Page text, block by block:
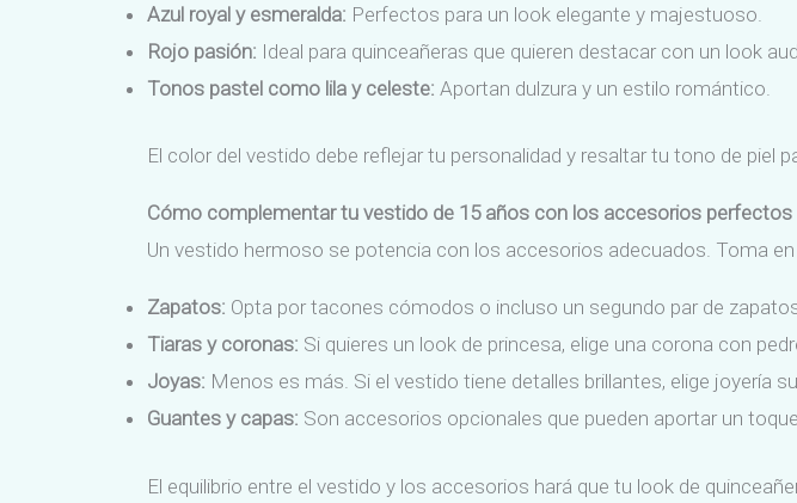
Azul royal y esmeralda: Perfectos para un look elegante y majestuoso.
Rojo pasión: Ideal para quinceañeras que quieren destacar con un look
Tonos pastel como lila y celeste: Aportan dulzura y un estilo romántico.
El color del vestido debe reflejar tu personalidad y resaltar tu tono de piel
Cómo complementar tu vestido de 15 años con los accesorios perfectos
Un vestido hermoso se potencia con los accesorios adecuados. Toma
Zapatos: Opta por tacones cómodos o incluso un segundo par de
Tiaras y coronas: Si quieres un look de princesa, elige una corona con
Joyas: Menos es más. Si el vestido tiene detalles brillantes, elige joyería
Guantes y capas: Son accesorios opcionales que pueden aportar un
El equilibrio entre el vestido y los accesorios hará que tu look de